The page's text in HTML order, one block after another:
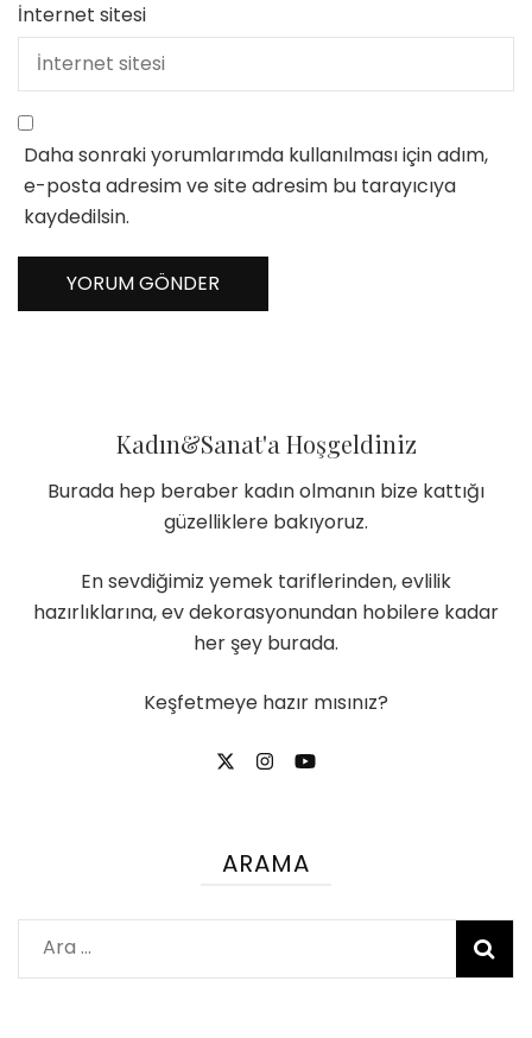
İnternet sitesi
Daha sonraki yorumlarımda kullanılması için adım,
e-posta adresim ve site adresim bu tarayıcıya
kaydedilsin.
Kadın&Sanat'a Hoşgeldiniz
Burada hep beraber kadın olmanın bize kattığı
güzelliklere bakıyoruz.
En sevdiğimiz yemek tariflerinden, evlilik
hazırlıklarına, ev dekorasyonundan hobilere kadar
her şey burada.
Keşfetmeye hazır mısınız?
ARAMA
Arama: